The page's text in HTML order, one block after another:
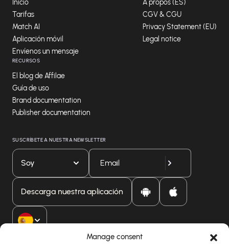
Manage consent
Inicio
Tarifas
Match AI
Aplicación móvil
Envíenos un mensaje
A propos (ES)
CGV & CGU
Privacy Statement (EU)
Legal notice
RECURSOS
El blog de Affilae
Guía de uso
Brand documentation
Publisher documentation
SUSCRÍBETE A NUESTRA NEWSLETTER
Soy
Descarga nuestra aplicación